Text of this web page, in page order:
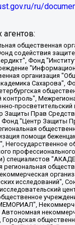
ru/
"Альтаир 2021", Общество с ограниченной ответственностью "Вега 2021", Общество с ограниченной ответственностью "Главный редактор 2021", Общество с ограниченной ответственностью "Ромашки монолит", Важенков Артем Валерьевич, Ивановская областная общественная организация "Центр гендерных исследований", Гурман Юрий Альбертович, Медиапроект "ОВД-Инфо", Егоров Владимир Владимирович, Жилинский Владимир Александрович, Общество с ограниченной ответственностью "ЗП", Иванова София Юрьевна, Карезина Инна Павловна, Кильтау Екатерина Викторовна, Петров Алексей Викторович, Пискунов Сергей Евгеньевич, Смирнов Сергей Сергеевич, Тихонов Михаил Сергеевич, Общество с ограниченной ответственностью "ЖУРНАЛИСТ-ИНОСТРАННЫЙ АГЕНТ", Арапова Галина Юрьевна, Вольтская Татьяна Анатольевна, Американская компания "Mason G.E.S. Anonymous Foundation" (США), являющаяся владельцем интернет-издания https://mnews.world/, Компания "Stichting Bellingcat", зарегистрированная в Нидерландах (дата регистрации 11.07.2018), Захаров Андрей Вячеславович, Клепиковская Екатерина Дмитриевна, Общество с ограниченной ответственностью "МЕМО", Перл Роман Александрович, Симонов Евгений Алексеевич, Соловьева Елена Анатольевна, Сотников Даниил Владимирович, Сурначева Елизавета Дмитриевна, Автономная некоммерческая организация по защите прав человека и информированию населения "Якутия – Наше Мнение", Общество с ограниченной ответственностью "Москоу диджитал медиа", с 26.01.2023 Общество с ограниченной ответственностью "Чайка Белые сады", Ветошкина Валерия Валерьевна, Заговора Максим Александрович, Межрегиональное общественное движение "Российская ЛГБТ - сеть", Оленичев Максим Владимирович, Павлов Иван Юрьевич, Скворцова Елена Сергеевна, Общество с ограниченной ответственностью "Как бы инагент", Кочетков Игорь Викторович, Общество с ограниченной ответственностью "Честные выборы", Еланчик Олег Александрович, Общество с ограниченной ответственностью "Нобелевский призыв", Гималова Регина Эмилевна, Григорьев Андрей Валерьевич, Григорьева Алина Александровна, Ассоциация по содействию защите прав призывников, альтернативнослужащих и военнослужащих "Правозащитная группа "Гражданин.Армия.Право", Хисамова Регина Фаритовна, Автономная некоммерческая организация по реализации социально-правовых программ "Лилит", Дальневосточное общественное движение "Маяк", Санкт-Петербургская ЛГБТ-инициативная группа "Выход", Инициативная группа ЛГБТ+ "Реверс", Алексеев Андрей Викторович, Бекбулатова Таисия Львовна, Беляев Иван Михайлович, Владыкина Елена Сергеевна, Гельман Марат Александрович, Никульшина Вероника Юрьевна, Толоконникова Надежда Андреевна, Шендерович Виктор Анатольевич, Общество с ограниченной ответственностью "Данное сообщение", Общество с ограниченной ответственностью Издательский дом "Новая глава", Айнбиндер Александра Александровна, Московский комьюнити-центр для ЛГБТ+инициатив, Благотворительный фонд развития филантропии, Deutsche Welle (Германия, Kurt-Schumacher-Strasse 3, 53113 Bonn), Борзунова Мария Михайловна, Воробьев Виктор Викторович, Голубева Анна Львовна, Константинова Алла Михайловна, Малкова Ирина Владимировна, Мурадов Мурад Абдулгалимович, Осетинская Елизавета Николаевна, Понасенков Евгений Николаевич, Ганапольский Матвей Юрьевич, Киселев Евгений Алексеевич, Борухович Ирина Григорьевна, Дремин Иван Тимофеевич, Дубровский Дмитрий Викторович, Красноярская региональная общественная организация поддержки и развития альтернативных образовательных технологий и межкультурных коммуникаций "ИНТЕРРА", Маяковская Екатерина Алексеевна, Фейгин Марк Захарович, Филимонов Андрей Викторович, Дзугкоева Регина Николаевна, Доброхотов Роман Александрович, Дудь Юрий Александрович, Елкин Сергей Владимирович, Кругликов Кирилл Игоревич, Сабунаева Мария Леонидовна, Семенов Алексей Владимирович, Шаинян Карен Багратович, Шульман